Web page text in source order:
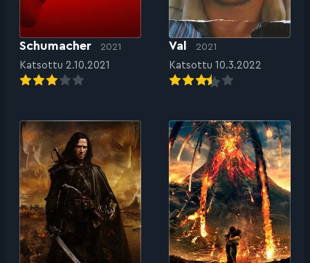
Schumacher 2021
Katsottu 2.10.2021
Val 2021
Katsottu 10.3.2022